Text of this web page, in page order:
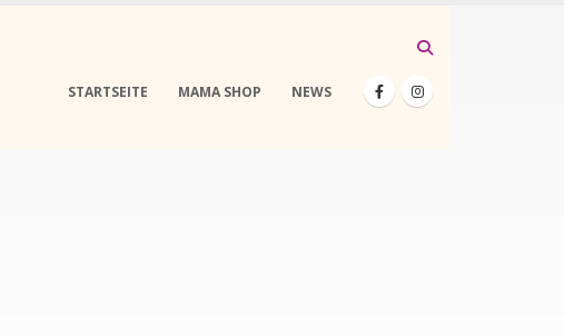
STARTSEITE MAMA SHOP NEWS